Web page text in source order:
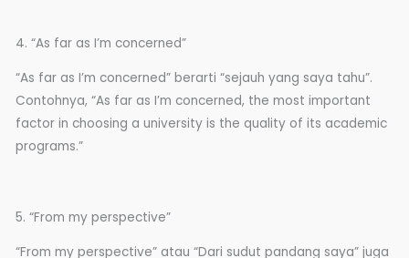
4. “As far as I’m concerned”
“As far as I’m concerned” berarti “sejauh yang saya tahu”.
Contohnya, “As far as I’m concerned, the most important
factor in choosing a university is the quality of its academic
programs.”
5. “From my perspective”
“From my perspective” atau “Dari sudut pandang saya” juga